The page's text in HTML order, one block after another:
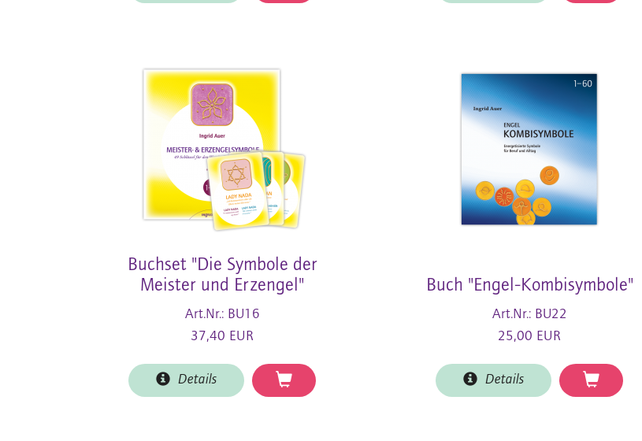
Buchset "Die Symbole der
Meister und Erzengel"
Art.Nr.: BU16
37,40 EUR
Details
Buch "Engel-Kombisymbole"
Art.Nr.: BU22
25,00 EUR
Details